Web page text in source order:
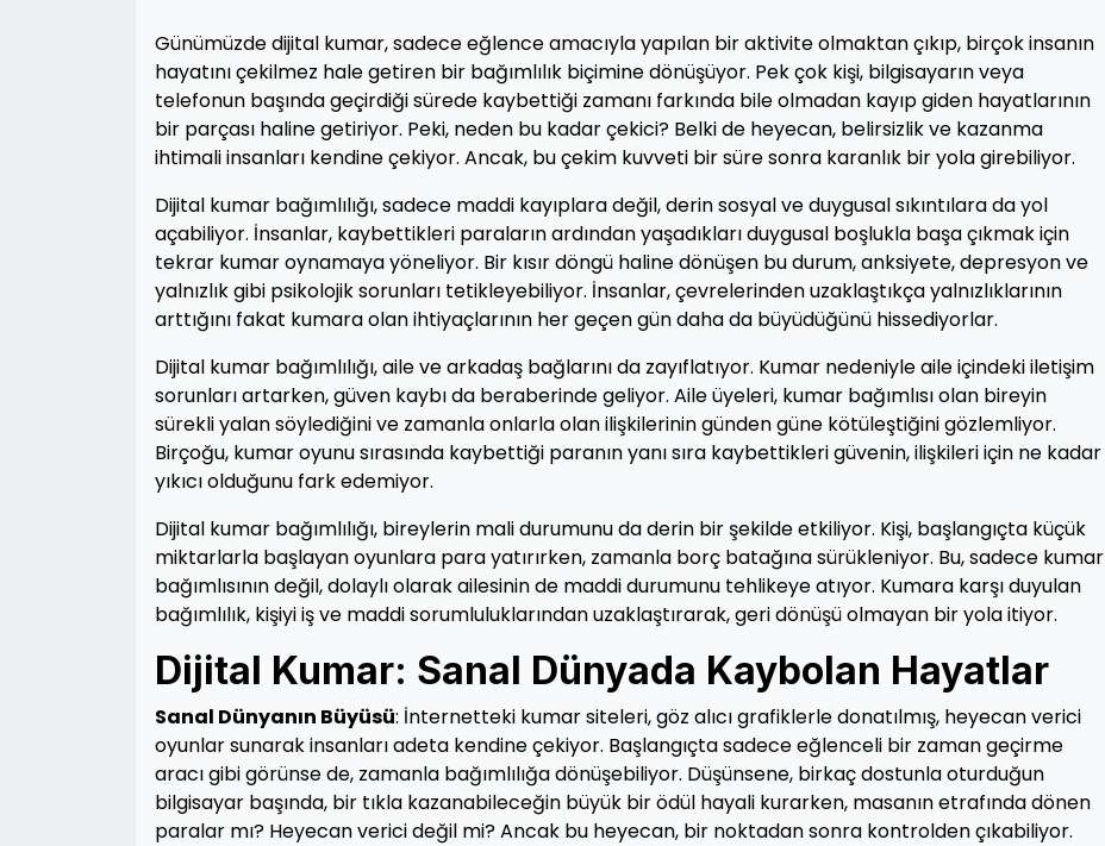
Günümüzde dijital kumar, sadece eğlence amacıyla yapılan bir aktivite olmaktan çıkıp, birçok insanın
hayatını çekilmez hale getiren bir bağımlılık biçimine dönüşüyor. Pek çok kişi, bilgisayarın veya
telefonun başında geçirdiği sürede kaybettiği zamanı farkında bile olmadan kayıp giden hayatlarının
bir parçası haline getiriyor. Peki, neden bu kadar çekici? Belki de heyecan, belirsizlik ve kazanma
ihtimali insanları kendine çekiyor. Ancak, bu çekim kuvveti bir süre sonra karanlık bir yola girebiliyor.
Dijital kumar bağımlılığı, sadece maddi kayıplara değil, derin sosyal ve duygusal sıkıntılara da yol
açabiliyor. İnsanlar, kaybettikleri paraların ardından yaşadıkları duygusal boşlukla başa çıkmak için
tekrar kumar oynamaya yöneliyor. Bir kısır döngü haline dönüşen bu durum, anksiyete, depresyon ve
yalnızlık gibi psikolojik sorunları tetikleyebiliyor. İnsanlar, çevrelerinden uzaklaştıkça yalnızlıklarının
arttığını fakat kumara olan ihtiyaçlarının her geçen gün daha da büyüdüğünü hissediyorlar.
Dijital kumar bağımlılığı, aile ve arkadaş bağlarını da zayıflatıyor. Kumar nedeniyle aile içindeki iletişim
sorunları artarken, güven kaybı da beraberinde geliyor. Aile üyeleri, kumar bağımlısı olan bireyin
sürekli yalan söylediğini ve zamanla onlarla olan ilişkilerinin günden güne kötüleştiğini gözlemliyor.
Birçoğu, kumar oyunu sırasında kaybettiği paranın yanı sıra kaybettikleri güvenin, ilişkileri için ne kadar
yıkıcı olduğunu fark edemiyor.
Dijital kumar bağımlılığı, bireylerin mali durumunu da derin bir şekilde etkiliyor. Kişi, başlangıçta küçük
miktarlarla başlayan oyunlara para yatırırken, zamanla borç batağına sürükleniyor. Bu, sadece kumar
bağımlısının değil, dolaylı olarak ailesinin de maddi durumunu tehlikeye atıyor. Kumara karşı duyulan
bağımlılık, kişiyi iş ve maddi sorumluluklarından uzaklaştırarak, geri dönüşü olmayan bir yola itiyor.
Dijital Kumar: Sanal Dünyada Kaybolan Hayatlar
Sanal Dünyanın Büyüsü: İnternetteki kumar siteleri, göz alıcı grafiklerle donatılmış, heyecan verici
oyunlar sunarak insanları adeta kendine çekiyor. Başlangıçta sadece eğlenceli bir zaman geçirme
aracı gibi görünse de, zamanla bağımlılığa dönüşebiliyor. Düşünsene, birkaç dostunla oturduğun
bilgisayar başında, bir tıkla kazanabileceğin büyük bir ödül hayali kurarken, masanın etrafında dönen
paralar mı? Heyecan verici değil mi? Ancak bu heyecan, bir noktadan sonra kontrolden çıkabiliyor.